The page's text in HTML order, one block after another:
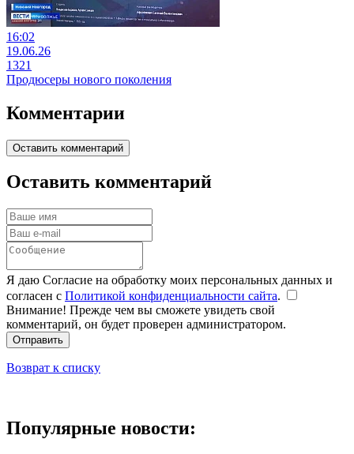
16:02
19.06.26
1321
Продюсеры нового поколения
Комментарии
Оставить комментарий
Оставить комментарий
Я даю Согласие на обработку моих персональных данных и
согласен с Политикой конфиденциальности сайта.
Внимание! Прежде чем вы сможете увидеть свой
комментарий, он будет проверен администратором.
Отправить
Возврат к списку
Популярные новости: